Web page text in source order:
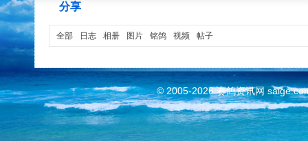
分享
全部 日志 相册 图片 铭鸽 视频 帖子
© 2005-2026赛鸽资讯网